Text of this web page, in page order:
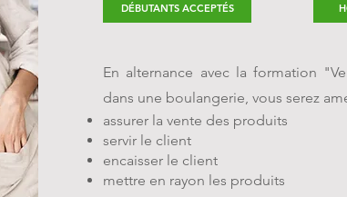
DÉBUTANTS ACCEPTÉS
En alternance avec la formation
dans une boulangerie, vous serez
assurer la vente des produits
servir le client
encaisser le client
mettre en rayon les produits